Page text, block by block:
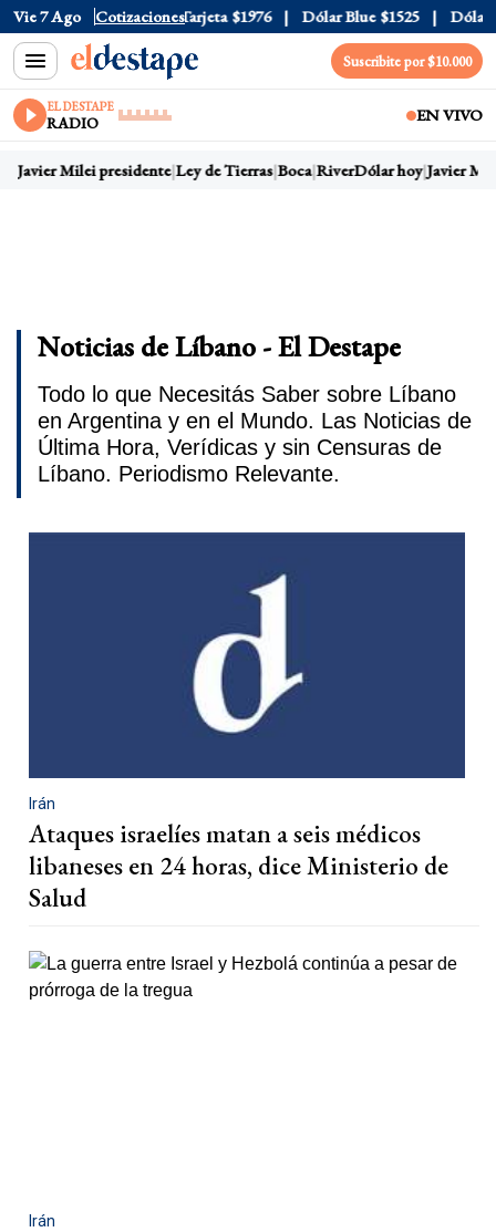
Vie 7 Ago Cotizaciones
$1520 Dólar Tarjeta $1976 Dólar Blue $1525 Dólar
Suscribite por $10.000
EL DESTAPE
RADIO EN VIVO
Javier Milei presidente Ley de Tierras Boca RiverDólar hoy Javier
Noticias de Líbano - El Destape
Todo lo que Necesitás Saber sobre Líbano
en Argentina y en el Mundo. Las Noticias de
Última Hora, Verídicas y sin Censuras de
Líbano. Periodismo Relevante.
Irán
Ataques israelíes matan a seis médicos
libaneses en 24 horas, dice Ministerio de
Salud
Irán